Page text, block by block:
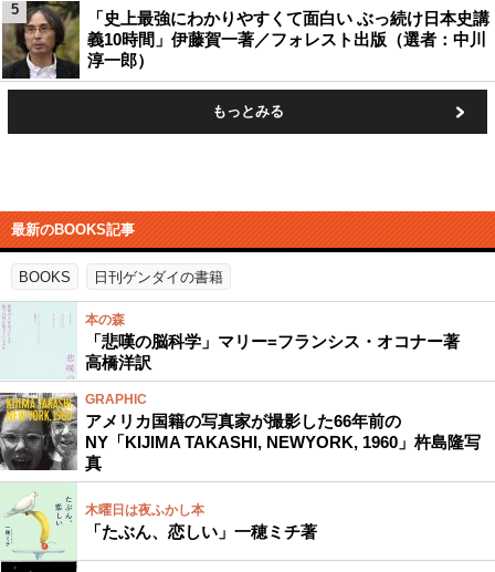
「史上最強にわかりやすくて面白い ぶっ続け日本史講
義10時間」伊藤賀一著／フォレスト出版（選者：中川
淳一郎）
5
もっとみる
最新のBOOKS記事
BOOKS 日刊ゲンダイの書籍
本の森
「悲嘆の脳科学」マリー=フランシス・オコナー著
高橋洋訳
GRAPHIC
アメリカ国籍の写真家が撮影した66年前の
NY「KIJIMA TAKASHI, NEWYORK, 1960」杵島隆写
真
木曜日は夜ふかし本
「たぶん、恋しい」一穂ミチ著